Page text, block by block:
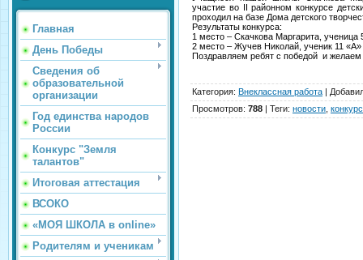
Главная
День Победы
Сведения об
образовательной
организации
Год единства народов
России
Конкурс "Земля
талантов"
Итоговая аттестация
ВСОКО
«МОЯ ШКОЛА в online»
Родителям и ученикам
участие во II районном конкурсе
проходил на базе Дома детского
Результаты конкурса:
1 место – Скачкова Маргарита, ученица
2 место – Жучев Николай, ученик 11 «А»
Поздравляем ребят с победой и
Категория: Внеклассная работа |
Просмотров: 788 | Теги: новости конкурс